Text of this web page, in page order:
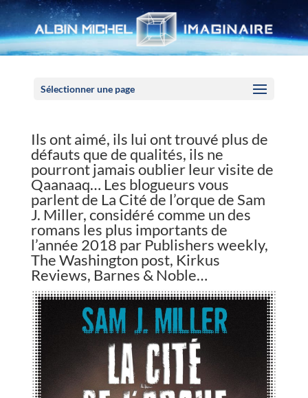
Sélectionner une page
Ils ont aimé, ils lui ont trouvé plus de
défauts que de qualités, ils ne
pourront jamais oublier leur visite de
Qaanaaq… Les blogueurs vous
parlent de La Cité de l’orque de Sam
J. Miller, considéré comme un des
romans les plus importants de
l’année 2018 par Publishers weekly,
The Washington post, Kirkus
Reviews, Barnes & Noble…
Panneau de gestion des cookies